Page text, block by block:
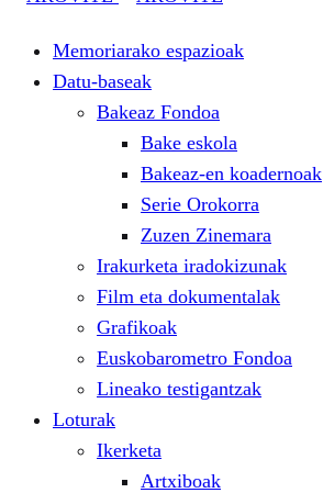
Memoriarako espazioak
Datu-baseak
Bakeaz Fondoa
Bake eskola
Bakeaz-en koadernoak
Serie Orokorra
Zuzen Zinemara
Irakurketa iradokizunak
Film eta dokumentalak
Grafikoak
Euskobarometro Fondoa
Lineako testigantzak
Loturak
Ikerketa
Artxiboak